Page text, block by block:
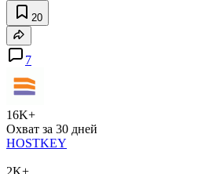
20
7
16K+
Охват за 30 дней
HOSTKEY
2K+